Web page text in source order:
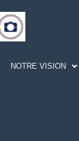
NOTRE VISION